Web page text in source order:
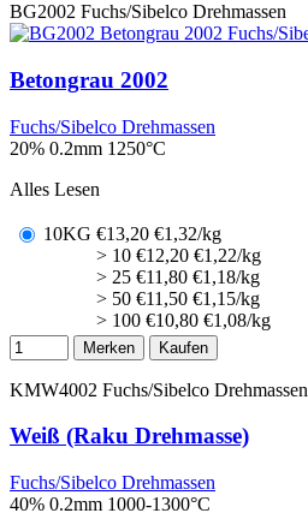
BG2002 Fuchs/Sibelco Drehmassen
Betongrau 2002
Fuchs/Sibelco Drehmassen
20% 0.2mm 1250°C
Alles Lesen
10KG €13,20 €1,32/kg
> 10 €12,20 €1,22/kg
> 25 €11,80 €1,18/kg
> 50 €11,50 €1,15/kg
> 100 €10,80 €1,08/kg
Merken Kaufen
KMW4002 Fuchs/Sibelco Drehmassen
Weiß (Raku Drehmasse)
Fuchs/Sibelco Drehmassen
40% 0.2mm 1000-1300°C